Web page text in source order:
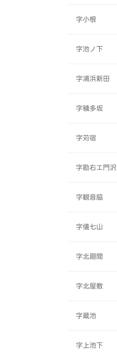
字小根
字池ノ下
字浦浜新田
字穢多坂
字苅宿
字勘右エ門沢
字観音脇
字儀七山
字北廻間
字北屋敷
字蔵池
字上池下